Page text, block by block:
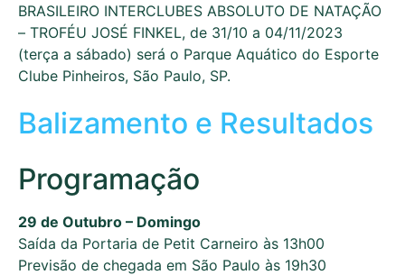
BRASILEIRO INTERCLUBES ABSOLUTO DE NATAÇÃO
– TROFÉU JOSÉ FINKEL, de 31/10 a 04/11/2023
(terça a sábado) será o Parque Aquático do Esporte
Clube Pinheiros, São Paulo, SP.
Balizamento e Resultados
Programação
29 de Outubro – Domingo
Saída da Portaria de Petit Carneiro às 13h00
Previsão de chegada em São Paulo às 19h30